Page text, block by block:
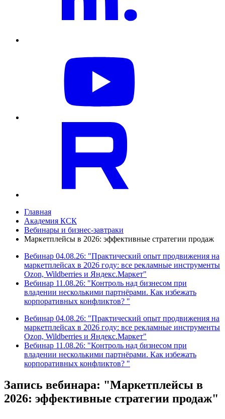
Главная
Академия КСК
Вебинары и бизнес-завтраки
Маркетплейсы в 2026: эффективные стратегии продаж
Вебинар 04.08.26: "Практический опыт продвижения на
маркетплейсах в 2026 году: все рекламные инструменты
Ozon, Wildberries и Яндекс.Маркет"
Вебинар 11.08.26: "Контроль над бизнесом при
владении несколькими партнёрами. Как избежать
корпоративных конфликтов? "
Вебинар 04.08.26: "Практический опыт продвижения на
маркетплейсах в 2026 году: все рекламные инструменты
Ozon, Wildberries и Яндекс.Маркет"
Вебинар 11.08.26: "Контроль над бизнесом при
владении несколькими партнёрами. Как избежать
корпоративных конфликтов? "
Запись вебинара: "Маркетплейсы в
2026: эффективные стратегии продаж"